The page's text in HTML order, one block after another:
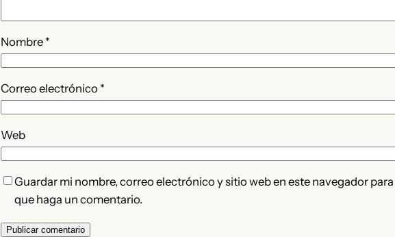
Nombre *
Correo electrónico *
Web
Guardar mi nombre, correo electrónico y sitio web en este navegador
que haga un comentario.